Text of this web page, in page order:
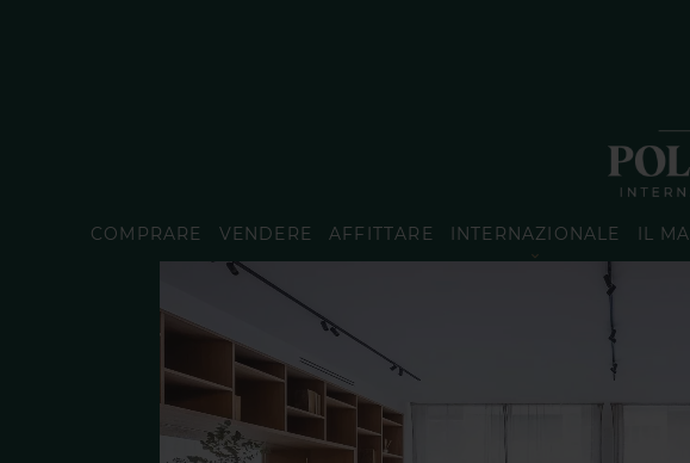
COMPRARE VENDERE AFFITTARE INTERNAZIONALE IL